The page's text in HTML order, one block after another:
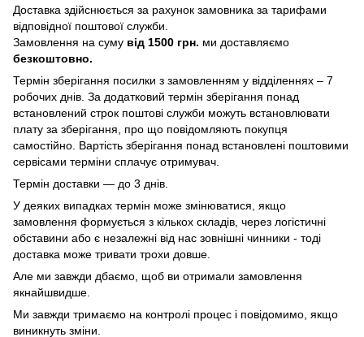
Доставка здійснюється за рахунок замовника за тарифами
відповідної поштової служби.
Замовлення на суму від 1500 грн. ми доставляємо
безкоштовно.
Термін зберігання посилки з замовленням у відділеннях – 7
робочих днів. За додатковий термін зберігання понад
встановлений строк поштові служби можуть встановлювати
плату за зберігання, про що повідомляють покупця
самостійно. Вартість зберігання понад вcтановлені поштовими
сервісами терміни сплачує отримувач.
Термін доставки — до 3 днів.
У деяких випадках термін може змінюватися, якщо
замовлення формується з кількох складів, через логістичні
обставини або є незалежні від нас зовнішні чинники - тоді
доставка може тривати трохи довше.
Але ми завжди дбаємо, щоб ви отримали замовлення
якнайшвидше.
Ми завжди тримаємо на контролі процес і повідомимо, якщо
виникнуть зміни.